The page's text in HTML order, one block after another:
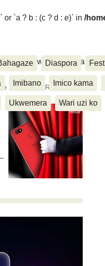
or `a ? b : (c ? d : e)` in /
bwa none,
Diaspora
Imibano Imico kama
Ukwemera Wari uzi ko
"Tecno SPARK"